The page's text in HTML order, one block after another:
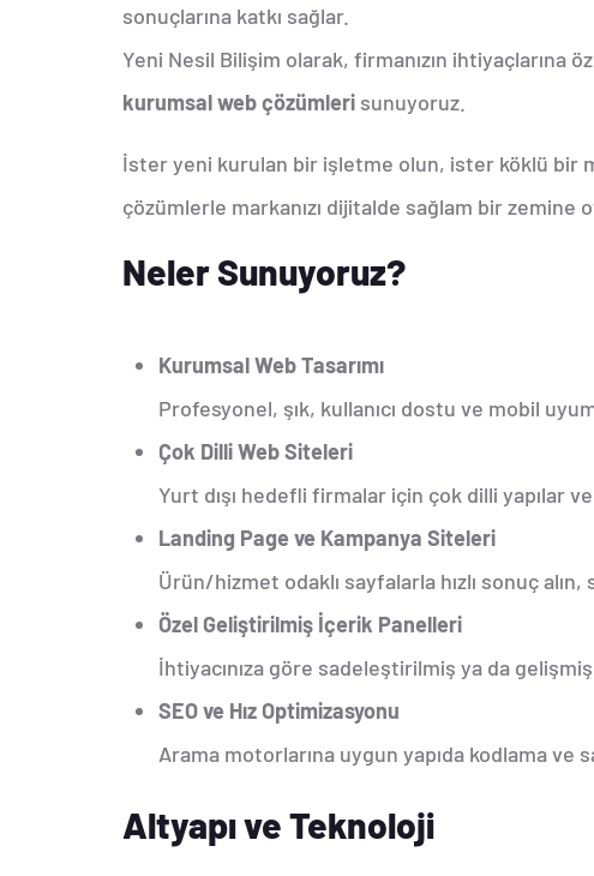
sonuçlarına katkı sağlar.
Yeni Nesil Bilişim olarak, firmanızın ihtiyaçlarına
kurumsal web çözümleri sunuyoruz.
İster yeni kurulan bir işletme olun, ister köklü bir
çözümlerle markanızı dijitalde sağlam bir zemine
Neler Sunuyoruz?
Kurumsal Web Tasarımı
Profesyonel, şık, kullanıcı dostu ve mobil
Çok Dilli Web Siteleri
Yurt dışı hedefli firmalar için çok dilli yapılar
Landing Page ve Kampanya Siteleri
Ürün/hizmet odaklı sayfalarla hızlı sonuç alın,
Özel Geliştirilmiş İçerik Panelleri
İhtiyacınıza göre sadeleştirilmiş ya da
SEO ve Hız Optimizasyonu
Arama motorlarına uygun yapıda kodlama ve
Altyapı ve Teknoloji